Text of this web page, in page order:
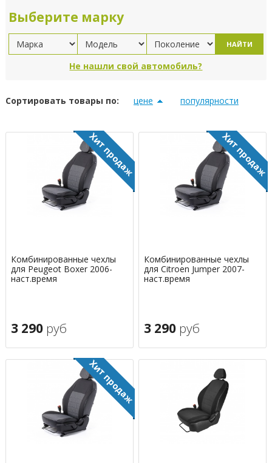
Выберите марку
НАЙТИ
Не нашли свой автомобиль?
Сортировать товары по: цене популярности
Комбинированные чехлы
для Peugeot Boxer 2006-
наст.время
3 290 руб
Комбинированные чехлы
для Citroen Jumper 2007-
наст.время
3 290 руб